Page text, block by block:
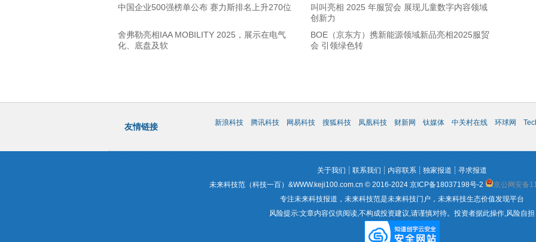
中国企业500强榜单公布 赛力斯排名上升270位
叫叫亮相 2025 年服贸会 展现儿童数字内容领域
创新力
舍弗勒亮相IAA MOBILITY 2025，展示在电气
化、底盘及软
BOE（京东方）携新能源领域新品亮相2025服贸
会 引领绿色转
友情链接 新浪科技 腾讯科技 网易科技 搜狐科技 凤凰科技 财新网 钛媒体 中关村在线 环球网
关于我们 ┊ 联系我们 ┊ 内容联系 ┊ 独家报道 ┊ 寻求报道
未来科技范（科技一百）&WWW.keji100.com.cn © 2016-2024 京ICP备18037198号-2
京公网安备
专注未来科技报道，未来科技范是未来科技门户，未来科技生态价值发现平台
风险提示:文章内容仅供阅读,不构成投资建议,请谨慎对待。投资者据此操作,风险自担